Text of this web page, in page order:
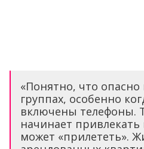
«Понятно, что опасно
группах, особенно
включены телефоны.
начинает
может «прилететь».